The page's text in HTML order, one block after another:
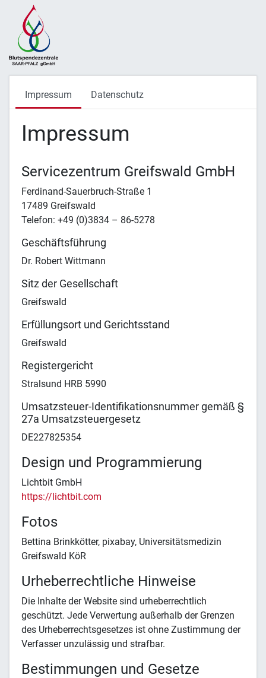
Impressum Datenschutz
Impressum
Servicezentrum Greifswald GmbH
Ferdinand-Sauerbruch-Straße 1
17489 Greifswald
Telefon: +49 (0)3834 – 86-5278
Geschäftsführung
Dr. Robert Wittmann
Sitz der Gesellschaft
Greifswald
Erfüllungsort und Gerichtsstand
Greifswald
Registergericht
Stralsund HRB 5990
Umsatzsteuer-Identifikationsnummer gemäß §
27a Umsatzsteuergesetz
DE227825354
Design und Programmierung
Lichtbit GmbH
https://lichtbit.com
Fotos
Bettina Brinkkötter, pixabay, Universitätsmedizin
Greifswald KöR
Urheberrechtliche Hinweise
Die Inhalte der Website sind urheberrechtlich
geschützt. Jede Verwertung außerhalb der Grenzen
des Urheberrechtsgesetzes ist ohne Zustimmung der
Verfasser unzulässig und strafbar.
Bestimmungen und Gesetze